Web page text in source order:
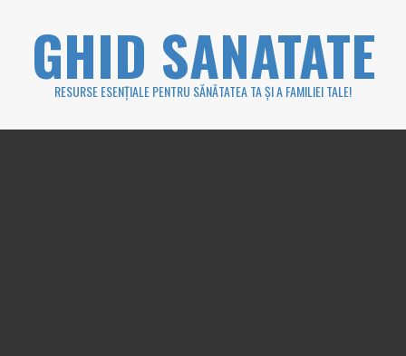
GHID SANATATE
RESURSE ESENȚIALE PENTRU SĂNĂTATEA TA ȘI A FAMILIEI TALE!